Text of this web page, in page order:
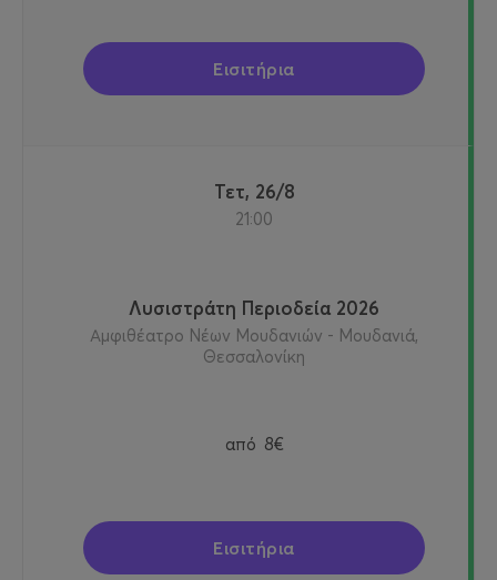
Εισιτήρια
Τετ, 26/8
21:00
Λυσιστράτη Περιοδεία 2026
Αμφιθέατρο Νέων Μουδανιών - Μουδανιά,
Θεσσαλονίκη
από 8€
Εισιτήρια